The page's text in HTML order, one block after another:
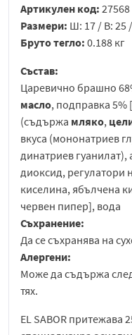
Артикулен код: 27568
Размери: Ш: 17 / В: 25
Бруто тегло: 0.188 кг
Състав:
Царевично брашно
масло, подправка 5%
(съдържа мляко,
вкуса (мононатриев
динатриев
диоксид, регулатори
киселина, ябълчена
червен пипер], вода
Съхранение:
Да се съхранява на
Алергени:
Може да съдържа
тях.
EL SABOR притежава